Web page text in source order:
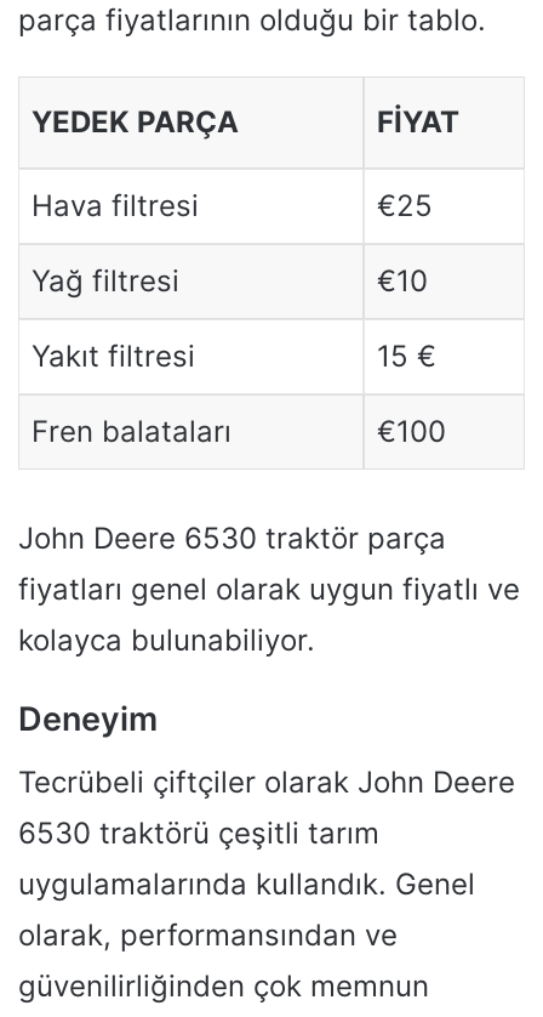
parça fiyatlarının olduğu bir tablo.
YEDEK PARÇA FIYAT
Hava filtresi €25
Yağ filtresi €10
Yakıt filtresi 15 €
Fren balataları €100
John Deere 6530 traktör parça
fiyatları genel olarak uygun fiyatlı ve
kolayca bulunabiliyor.
Deneyim
Tecrübeli çiftçiler olarak John Deere
6530 traktörü çeşitli tarım
uygulamalarında kullandık. Genel
olarak, performansından ve
güvenilirliğinden çok memnun